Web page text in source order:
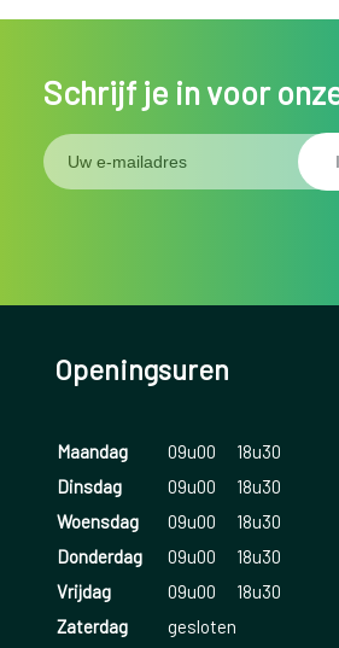
Schrijf je in voor
Openingsuren
Maandag 09u00
18u30
Dinsdag
09u00
18u30
Woensdag
09u00
18u30
Donderdag
09u00
18u30
Vrijdag
09u00
18u30
Zaterdag
gesloten